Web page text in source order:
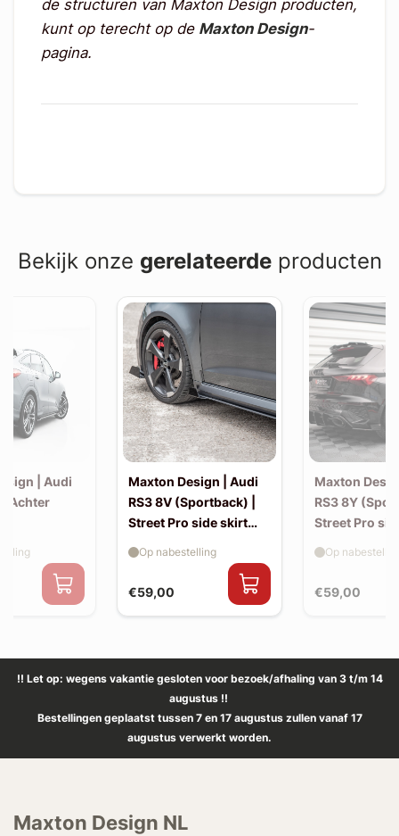
de structuren van Maxton Design producten,
kunt op terecht op de Maxton Design-
pagina.
Bekijk onze gerelateerdeproducten
| Audi
| Achter
Maxton Design | Audi
RS3 8V (Sportback) |
Street Pro side skirt
€59,00
Op nabestelling
Maxton
RS3 8Y
Street Pro
€59,00
Op
!! Let op: wegens vakantie gesloten voor bezoek/afhaling van 3 t/m 14
augustus !!
Bestellingen geplaatst tussen 7 en 17 augustus zullen vanaf 17
augustus verwerkt worden.
Maxton Design NL